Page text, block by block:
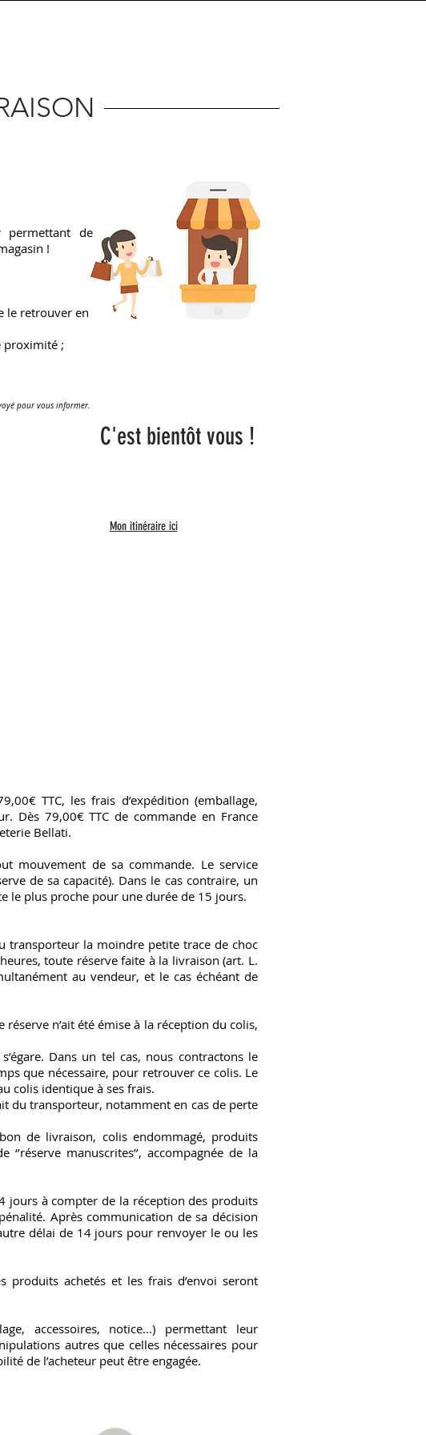
permettant de
!
le retrouver en
proximité ;
pour vous informer.
C'est bientôt vous !
Mon itinéraire ici
TTC, les frais d’expédition (emballage,
Dès 79,00€ TTC de commande en France
Bellati.
mouvement de sa commande. Le service
de sa capacité). Dans le cas contraire, un
le plus proche pour une durée de 15 jours.
transporteur la moindre petite trace de choc
toute réserve faite à la livraison (art. L.
au vendeur, et le cas échéant de
n’ait été émise à la réception du colis,
Dans un tel cas, nous contractons le
que nécessaire, pour retrouver ce colis. Le
colis identique à ses frais.
du transporteur, notamment en cas de perte
de livraison, colis endommagé, produits
manuscrites’’, accompagnée de la
jours à compter de la réception des produits
Après communication de sa décision
délai de 14 jours pour renvoyer le ou les
achetés et les frais d’envoi seront
accessoires, notice...) permettant leur
autres que celles nécessaires pour
de l’acheteur peut être engagée.